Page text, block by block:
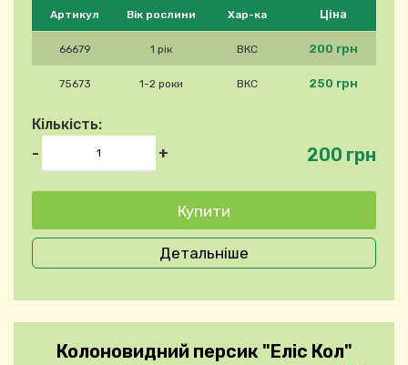
Артикул Вік рослини Хар-ка Ціна
66679 1 рік ВКС 200 грн
75673 1-2 роки ВКС 250 грн
Кількість:
-
+ 200 грн
Детальніше
Колоновидний персик "Еліс Кол"